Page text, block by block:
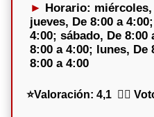
Horario: miércoles,
jueves, De 8:00 a
4:00; sábado, De 8:00
8:00 a 4:00; lunes, De
8:00 a 4:00
⭐Valoración: 4,1 🕵️‍♀️